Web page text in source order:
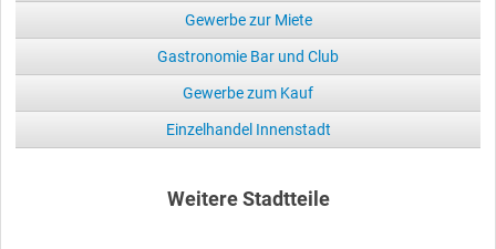
Gewerbe zur Miete
Gastronomie Bar und Club
Gewerbe zum Kauf
Einzelhandel Innenstadt
Weitere Stadtteile